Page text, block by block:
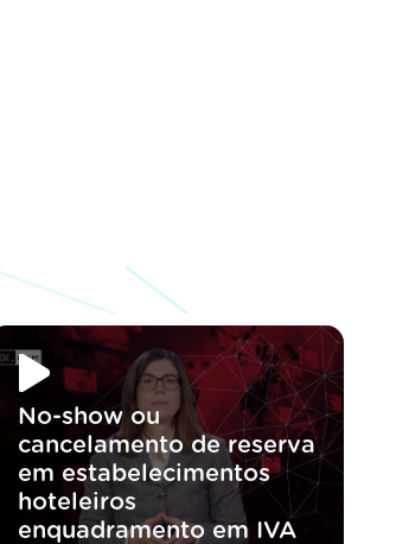
No-show ou
cancelamento de reserva
em estabelecimentos
hoteleiros
enquadramento em IVA